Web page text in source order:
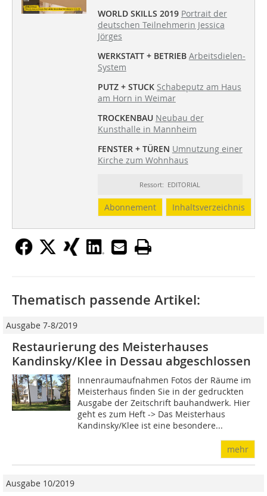
WORLD SKILLS 2019 Portrait der
deutschen Teilnehmerin Jessica
Jörges
WERKSTATT + BETRIEB Arbeitsdielen-
System
PUTZ + STUCK Schabeputz am Haus
am Horn in Weimar
TROCKENBAU Neubau der
Kunsthalle in Mannheim
FENSTER + TÜREN Umnutzung einer
Kirche zum Wohnhaus
Ressort: EDITORIAL
Abonnement Inhaltsverzeichnis
Thematisch passende Artikel:
Ausgabe 7-8/2019
Restaurierung des Meisterhauses
Kandinsky/Klee in Dessau abgeschlossen
Innenraumaufnahmen Fotos der Räume im
Meisterhaus finden Sie in der gedruckten
Ausgabe der Zeitschrift bauhandwerk. Hier
geht es zum Heft -> Das Meisterhaus
Kandinsky/Klee ist eine besondere...
mehr
Ausgabe 10/2019